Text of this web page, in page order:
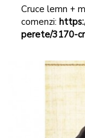
Cruce lemn +
comenzi:
perete/3170-